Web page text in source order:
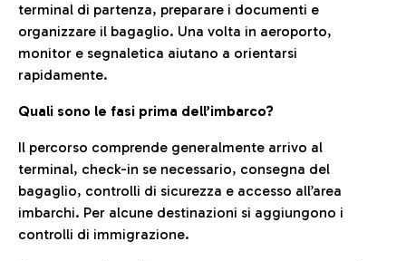
terminal di partenza, preparare i documenti e
organizzare il bagaglio. Una volta in aeroporto,
monitor e segnaletica aiutano a orientarsi
rapidamente.
Quali sono le fasi prima dell’imbarco?
Il percorso comprende generalmente arrivo al
terminal, check-in se necessario, consegna del
bagaglio, controlli di sicurezza e accesso all’area
imbarchi. Per alcune destinazioni si aggiungono i
controlli di immigrazione.